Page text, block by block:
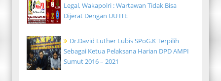
Legal, Wakapolri : Wartawan Tidak Bisa
Dijerat Dengan UU ITE
Dr.David Luther Lubis SPoG.K Terpilih
Sebagai Ketua Pelaksana Harian DPD AMPI
Sumut 2016 – 2021